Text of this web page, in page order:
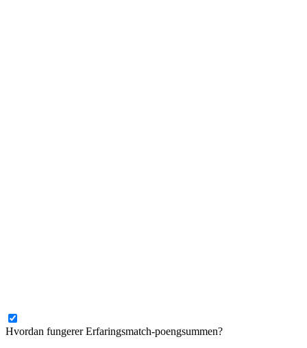
Hvordan fungerer Erfaringsmatch-poengsummen?